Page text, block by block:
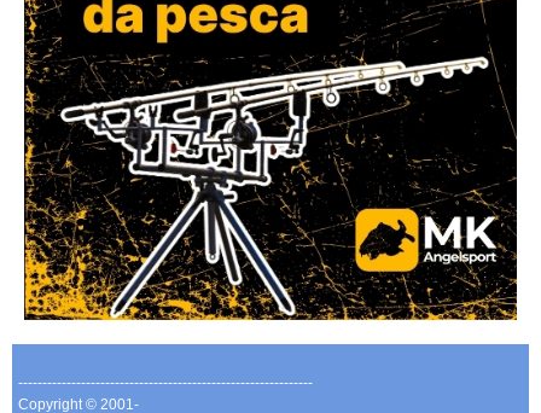
-------------------------------------------------------------
Copyright © 2001-